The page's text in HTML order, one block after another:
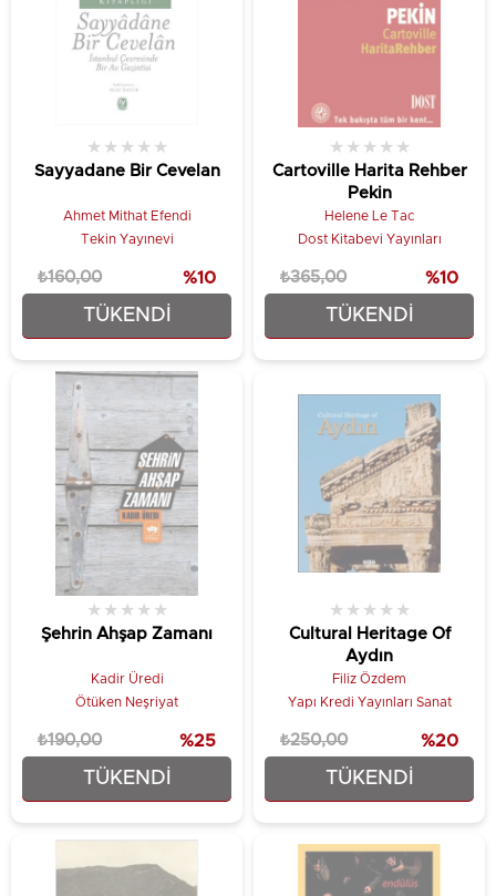
TÜKENDI
Sayyadane Bir Cevelan
★ ★ ★ ★ ★
Ahmet Mithat Efendi
Tekin Yayınevi
₺144,00
₺160,00 %10
TÜKENDI
Cartoville Harita Rehber
Pekin
★ ★ ★ ★ ★
Helene Le Tac
Dost Kitabevi Yayınları
₺328,50
₺365,00 %10
TÜKENDI
Şehrin Ahşap Zamanı
★ ★ ★ ★ ★
Kadir Üredi
Ötüken Neşriyat
₺142,50
₺190,00 %25
TÜKENDI
Cultural Heritage Of
Aydın
★ ★ ★ ★ ★
Filiz Özdem
Yapı Kredi Yayınları Sanat
₺200,00
₺250,00 %20